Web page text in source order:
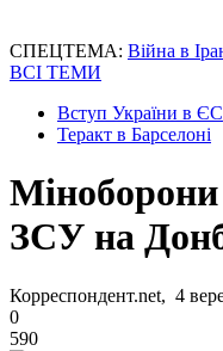
СПЕЦТЕМА: Війна в
ВСІ ТЕМИ
Вступ України в ЄС
Теракт в Барселоні
Міноборони
ЗСУ на
Корреспондент.net, 4
0
590